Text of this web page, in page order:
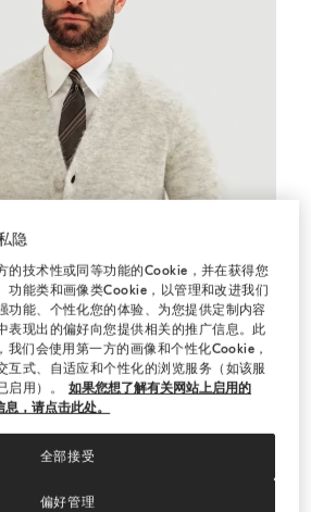
隐
的技术性或同等功能的Cookie，并在获得您
功能类和画像类Cookie，以管理和改进我们
功能、个性化您的体验、为您提供定制内容
表现出的偏好向您提供相关的推广信息。此
我们会使用第一方的画像和个性化Cookie，
互式、自适应和个性化的浏览服务（如该服
启用）。
如果您想了解有关网站上启用的
，请点击此处。
偏好管理
全部接受